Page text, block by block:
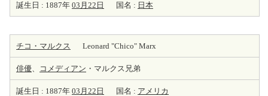
誕生日 : 1887年 03月22日 国名 : 日本
チコ・マルクス Leonard "Chico" Marx
俳優、 コメディアン ・マルクス兄弟
誕生日 : 1887年 03月22日 国名 : アメリカ